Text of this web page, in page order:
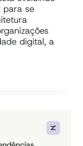
para se
digital, a